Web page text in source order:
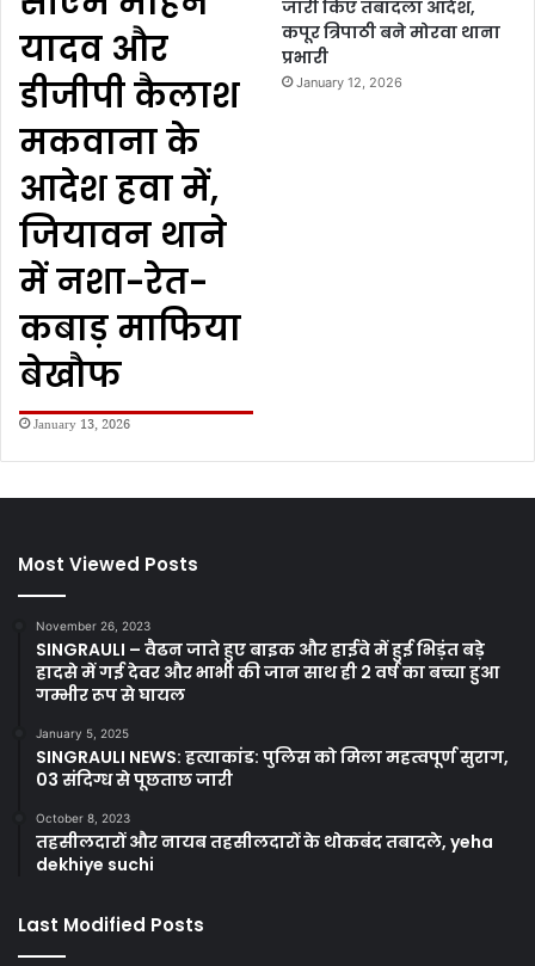
यादव और
डीजीपी कैलाश
मकवाना के
आदेश हवा में,
जियावन थाने
में नशा-रेत-
कबाड़ माफिया
बेखौफ
January 13, 2026
जारी किए तबादला आदेश,
कपूर त्रिपाठी बने मोरवा थाना
प्रभारी
January 12, 2026
Most Viewed Posts
November 26, 2023
SINGRAULI – वैढन जाते हुए बाइक और हाईवे में हुई भिड़ंत बड़े
हादसे में गई देवर और भाभी की जान साथ ही 2 वर्ष का बच्चा हुआ
गम्भीर रूप से घायल
January 5, 2025
SINGRAULI NEWS: हत्याकांड: पुलिस को मिला महत्वपूर्ण सुराग,
03 संदिग्ध से पूछताछ जारी
October 8, 2023
तहसीलदारों और नायब तहसीलदारों के थोकबंद तबादले, yeha
dekhiye suchi
Last Modified Posts